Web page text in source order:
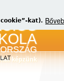
kat).
képzünk